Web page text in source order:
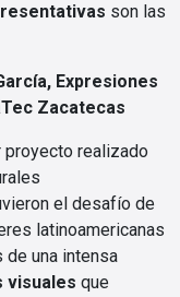
son las
Expresiones
Zacatecas
proyecto realizado
el desafío de
latinoamericanas
una intensa
visuales que